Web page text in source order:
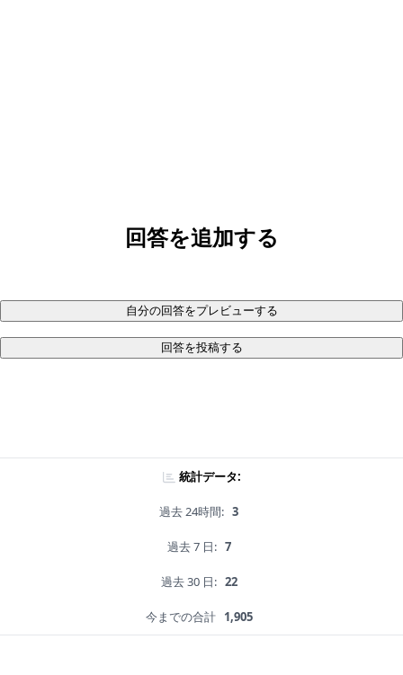
回答を追加する
自分の回答をプレビューする
回答を投稿する
統計データ:
過去 24時間: 3
過去 7 日: 7
過去 30 日: 22
今までの合計 1,905